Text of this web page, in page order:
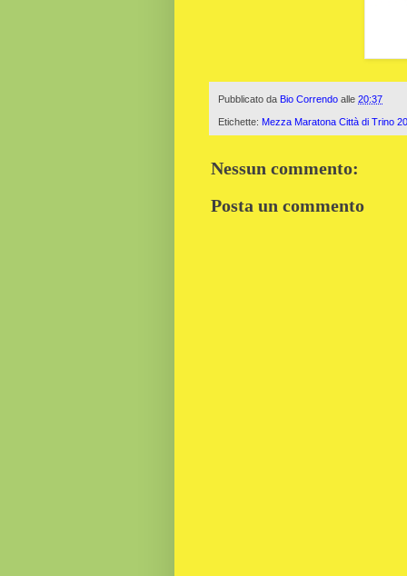
Pubblicato da Bio Correndo alle 20:37
Etichette: Mezza Maratona Città di Trino
Nessun commento:
Posta un commento